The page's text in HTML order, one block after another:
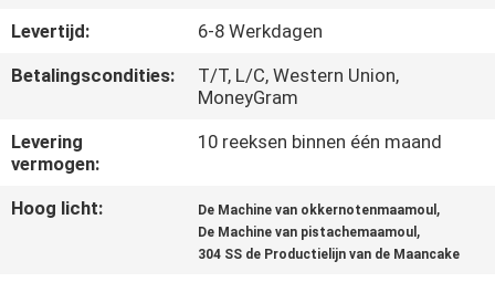
MET
ONS
NIEUWS
Levertijd:
6-8 Werkdagen
Betalingscondities:
T/T, L/C, Western Union,
MoneyGram
Levering
vermogen:
10 reeksen binnen één maand
Hoog licht: De Machine van okkernotenmaamoul ,
De Machine van pistachemaamoul ,
304 SS de Productielijn van de Maancake